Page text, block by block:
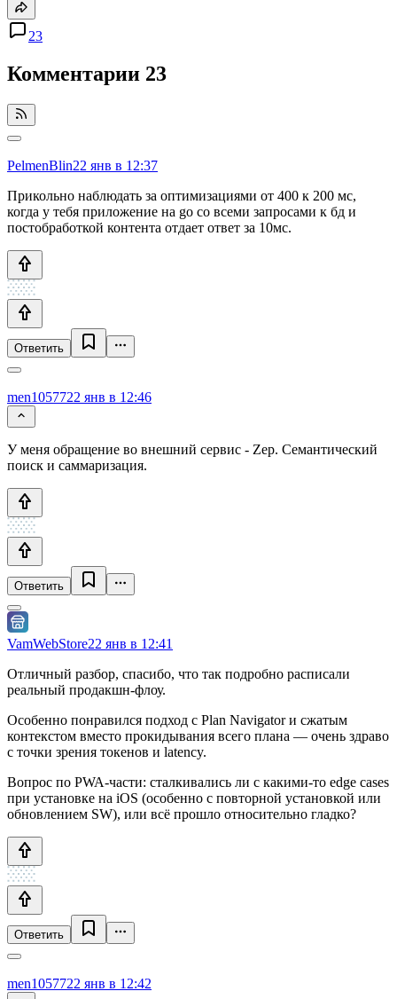
23
Комментарии 23
PelmenBlin22 янв в 12:37
Прикольно наблюдать за оптимизациями от 400 к 200 мс,
когда у тебя приложение на go со всеми запросами к бд и
постобработкой контента отдает ответ за 10мс.
Ответить
men1057722 янв в 12:46
У меня обращение во внешний сервис - Zep. Семантический
поиск и саммаризация.
Ответить
VamWebStore22 янв в 12:41
Отличный разбор, спасибо, что так подробно расписали
реальный продакшн-флоу.
Особенно понравился подход с Plan Navigator и сжатым
контекстом вместо прокидывания всего плана — очень здраво
с точки зрения токенов и latency.
Вопрос по PWA-части: сталкивались ли с какими-то edge cases
при установке на iOS (особенно с повторной установкой или
обновлением SW), или всё прошло относительно гладко?
Ответить
men1057722 янв в 12:42